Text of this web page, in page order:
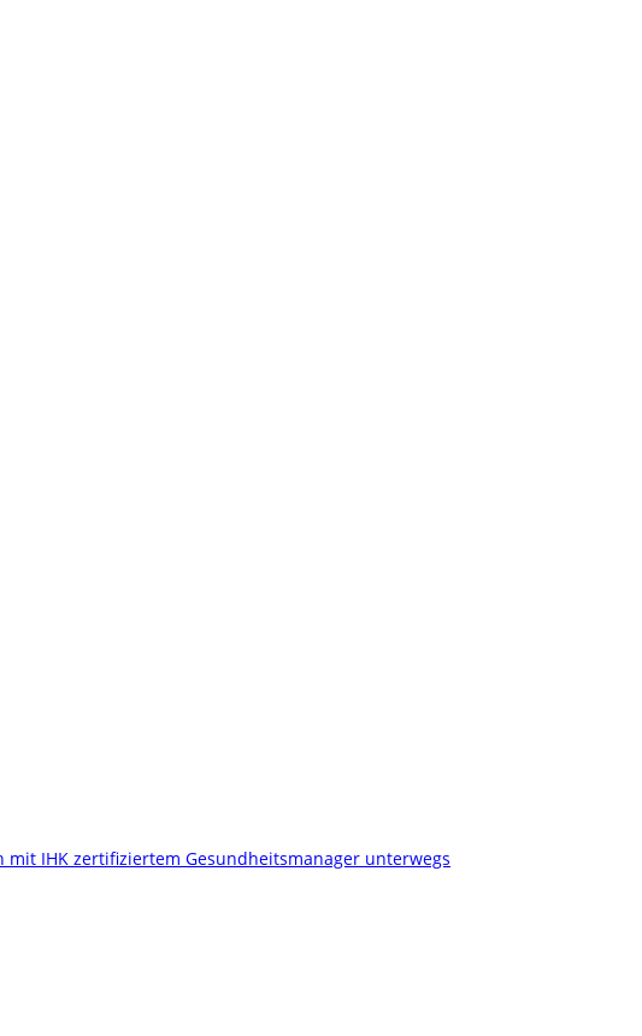
IHK zertifiziertem Gesundheitsmanager unterwegs